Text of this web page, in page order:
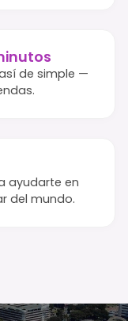
de simple —
ayudarte en
del mundo.